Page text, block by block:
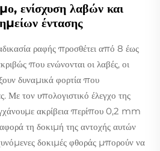
ενίσχυση λαβών και
έντασης
ραφής προσθέτει από 8 έως
που ενώνονται οι λαβές, οι
δυναμικά φορτία που
Με τον υπολογιστικό έλεγχο της
ακρίβεια περίπου 0,2 mm
τη δοκιμή της αντοχής αυτών
δοκιμές φθοράς μπορούν να